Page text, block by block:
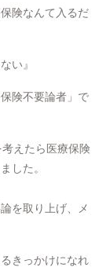
険なんて入るだ
い』
険不要論者」で
えたら医療保険
した。
を取り上げ、メ
きっかけになれ